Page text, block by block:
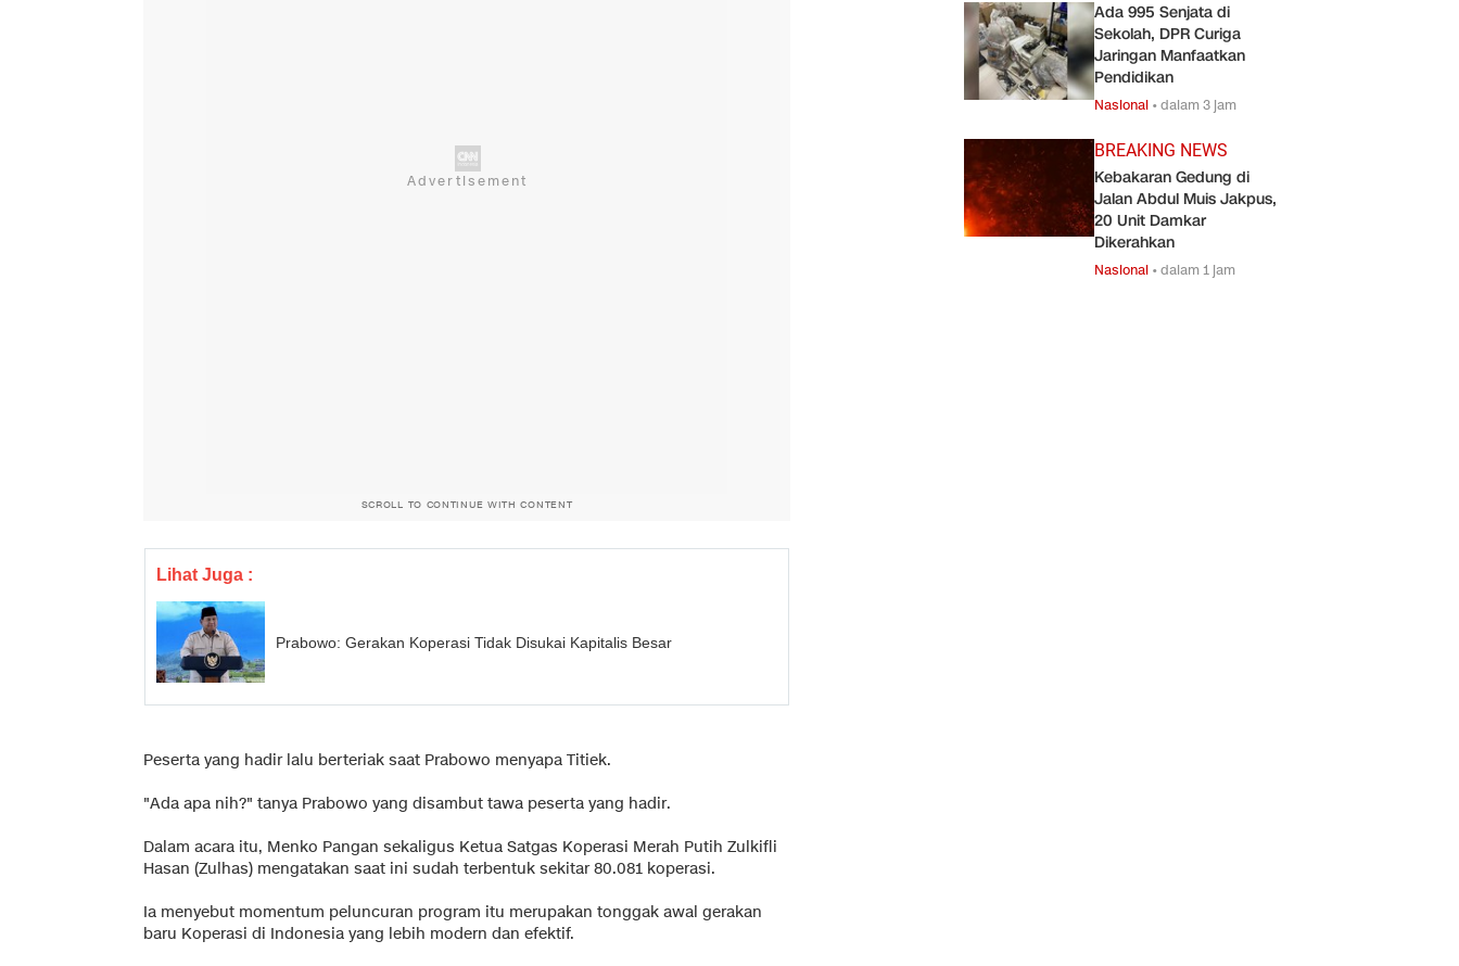
SCROLL TO CONTINUE WITH CONTENT
Lihat Juga :
Prabowo: Gerakan Koperasi Tidak Disukai Kapitalis Besar
Peserta yang hadir lalu berteriak saat Prabowo menyapa Titiek.
"Ada apa nih?" tanya Prabowo yang disambut tawa peserta yang hadir.
Dalam acara itu, Menko Pangan sekaligus Ketua Satgas Koperasi Merah Putih Zulkifli
Hasan (Zulhas) mengatakan saat ini sudah terbentuk sekitar 80.081 koperasi.
Ia menyebut momentum peluncuran program itu merupakan tonggak awal gerakan
baru Koperasi di Indonesia yang lebih modern dan efektif.
Ada 995 Senjata di
Sekolah, DPR Curiga
Jaringan Manfaatkan
Pendidikan
Nasional •dalam 3 jam
BREAKING NEWS
Kebakaran Gedung di
Jalan Abdul Muis Jakpus,
20 Unit Damkar
Dikerahkan
Nasional •dalam 1 jam